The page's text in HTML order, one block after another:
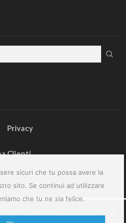
sicuri che tu possa avere la
sito. Se continui ad utilizzare
che tu ne sia felice.
Privacy
Clienti
srl – P.IVA 00127580355